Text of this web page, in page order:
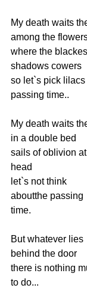
My death waits
among the
where the
shadows cowers
so let`s pick lilacs
passing time..
My death waits
in a double bed
sails of oblivion at
head
let`s not think
aboutthe passing
time.
But whatever lies
behind the door
there is nothing
to do...